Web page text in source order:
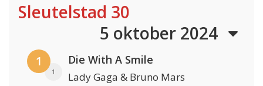
Sleutelstad 30
5 oktober 2024
1
1
Die With A Smile
Lady Gaga & Bruno Mars